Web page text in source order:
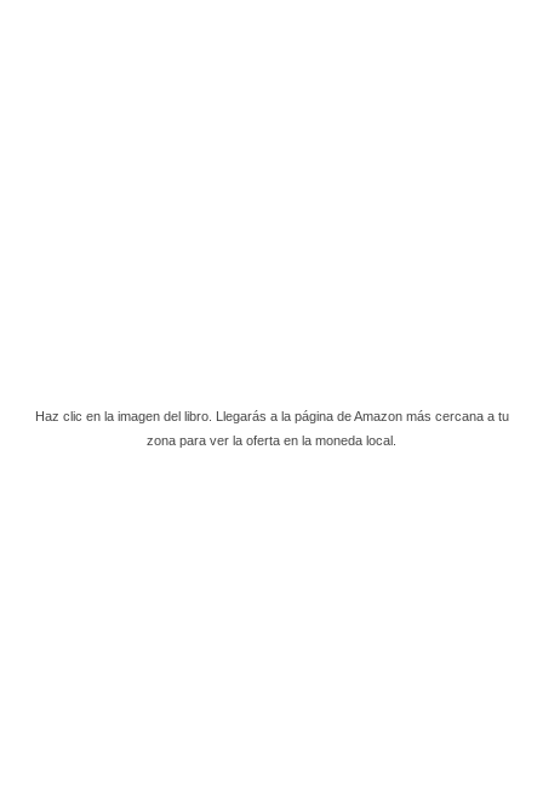
Haz clic en la imagen del libro. Llegarás a la página de Amazon más cercana a tu
zona para ver la oferta en la moneda local.